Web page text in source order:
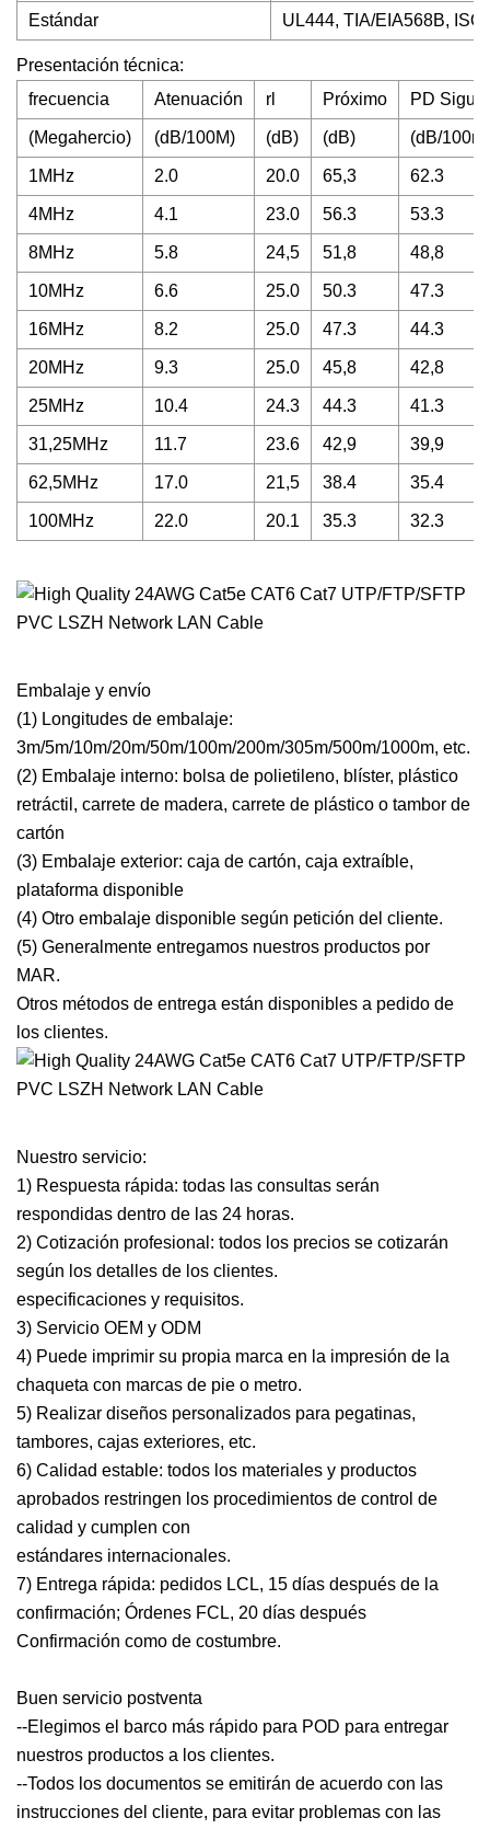
Estándar UL444, TIA/EIA568B,
Presentación técnica:
frecuencia
Atenuación rl Próximo PD
(Megahercio) (dB/100M) (dB) (dB) (dB/100m)
1MHz 2.0 20.0 65,3 62.3
4MHz 4.1 23.0 56.3 53.3
8MHz 5.8 24,5 51,8 48,8
10MHz 6.6 25.0 50.3 47.3
16MHz 8.2 25.0 47.3 44.3
20MHz 9.3 25.0 45,8 42,8
25MHz 10.4 24.3 44.3 41.3
31,25MHz 11.7 23.6 42,9 39,9
62,5MHz 17.0 21,5 38.4 35.4
100MHz 22.0 20.1 35.3 32.3
Embalaje y envío
(1) Longitudes de embalaje:
3m/5m/10m/20m/50m/100m/200m/305m/500m/1000m, etc.
(2) Embalaje interno: bolsa de polietileno, blíster, plástico
retráctil, carrete de madera, carrete de plástico o tambor de
cartón
(3) Embalaje exterior: caja de cartón, caja extraíble,
plataforma disponible
(4) Otro embalaje disponible según petición del cliente.
(5) Generalmente entregamos nuestros productos por
MAR.
Otros métodos de entrega están disponibles a pedido de
los clientes.
Nuestro servicio:
1) Respuesta rápida: todas las consultas serán
respondidas dentro de las 24 horas.
2) Cotización profesional: todos los precios se cotizarán
según los detalles de los clientes.
especificaciones y requisitos.
3) Servicio OEM y ODM
4) Puede imprimir su propia marca en la impresión de la
chaqueta con marcas de pie o metro.
5) Realizar diseños personalizados para pegatinas,
tambores, cajas exteriores, etc.
6) Calidad estable: todos los materiales y productos
aprobados restringen los procedimientos de control de
calidad y cumplen con
estándares internacionales.
7) Entrega rápida: pedidos LCL, 15 días después de la
confirmación; Órdenes FCL, 20 días después
Confirmación como de costumbre.
Buen servicio postventa
--Elegimos el barco más rápido para POD para entregar
nuestros productos a los clientes.
--Todos los documentos se emitirán de acuerdo con las
instrucciones del cliente, para evitar problemas con las